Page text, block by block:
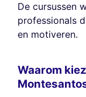
De cursussen
professionals
en motiveren.
Waarom